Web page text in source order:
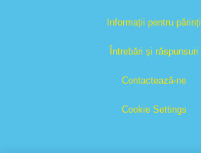
Informații pentru părinți
Întrebări și răspunsuri
Contactează-ne
Cookie Settings